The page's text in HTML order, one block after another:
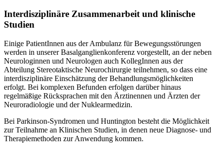
Interdisziplinäre Zusammenarbeit und klinische
Studien
Einige PatientInnen aus der Ambulanz für Bewegungsstörungen
werden in unserer Basalganglienkonferenz vorgestellt, an der neben
Neurologinnen und Neurologen auch KollegInnen aus der
Abteilung Stereotaktische Neurochirurgie teilnehmen, so dass eine
interdisziplinäre Einschätzung der Behandlungsmöglichkeiten
erfolgt. Bei komplexen Befunden erfolgen darüber hinaus
regelmäßige Rücksprachen mit den Ärztinennen und Ärzten der
Neuroradiologie und der Nuklearmedizin.
Bei Parkinson-Syndromen und Huntington besteht die Möglichkeit
zur Teilnahme an Klinischen Studien, in denen neue Diagnose- und
Therapiemethoden zur Anwendung kommen.